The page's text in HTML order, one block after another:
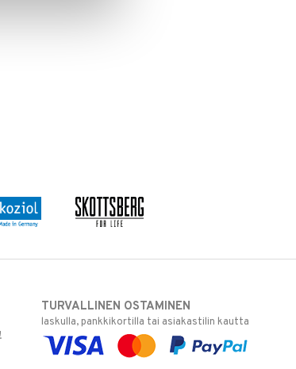
TURVALLINEN OSTAMINEN
laskulla, pankkikortilla tai asiakastilin kautta